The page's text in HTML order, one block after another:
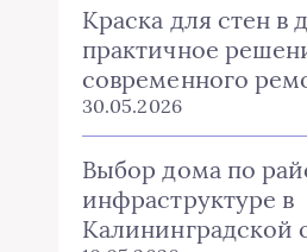
Краска для стен в
практичное
современного
30.05.2026
Выбор дома по
инфраструктуре в
Калининградской